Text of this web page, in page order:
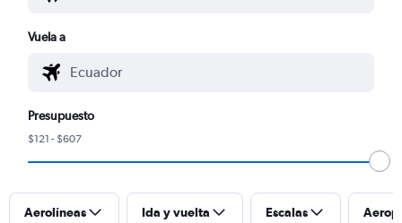
Vuela a
Presupuesto
$121 - $607
Aerolíneas Ida y vuelta Escalas